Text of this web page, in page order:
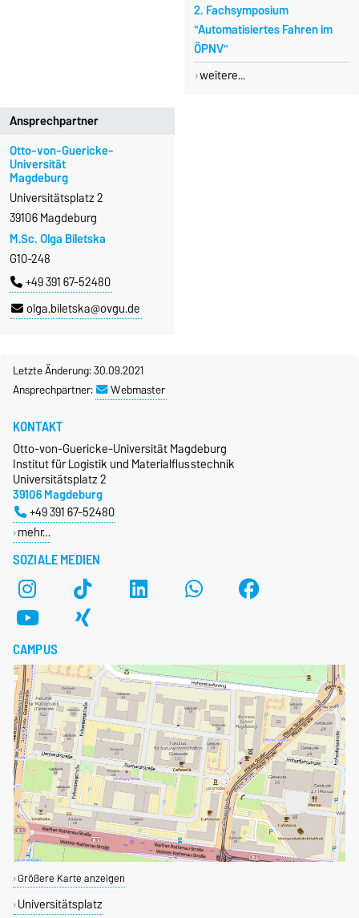
2. Fachsymposium
"Automatisiertes Fahren im
ÖPNV"
weitere...
Ansprechpartner
Otto-von-Guericke-
Universität
Magdeburg
Universitätsplatz 2
39106 Magdeburg
M.Sc. Olga Biletska
G10-248
+49 391 67-52480
olga.biletska@ovgu.de
Letzte Änderung: 30.09.2021
Ansprechpartner:
Webmaster
SOZIALE MEDIEN
KONTAKT
Otto-von-Guericke-Universität Magdeburg
Institut für Logistik und Materialflusstechnik
Universitätsplatz 2
39106 Magdeburg
+49 391 67-52480
mehr…
CAMPUS
Größere Karte anzeigen
Universitätsplatz